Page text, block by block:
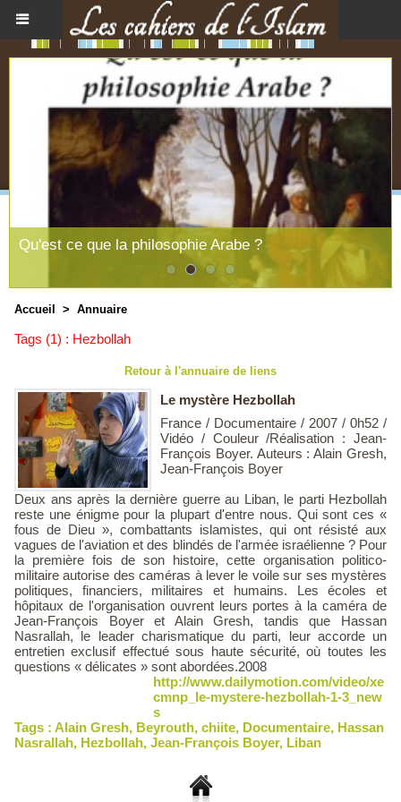
Qu'est ce que la philosophie Arabe ?
Accueil > Annuaire
Tags (1) : Hezbollah
Retour à l'annuaire de liens
Le mystère Hezbollah
France / Documentaire / 2007 / 0h52 /
Vidéo / Couleur /Réalisation : Jean-
François Boyer. Auteurs : Alain Gresh,
Jean-François Boyer
Deux ans après la dernière guerre au Liban, le parti Hezbollah
reste une énigme pour la plupart d'entre nous. Qui sont ces «
fous de Dieu », combattants islamistes, qui ont résisté aux
vagues de l'aviation et des blindés de l'armée israélienne ? Pour
la première fois de son histoire, cette organisation politico-
militaire autorise des caméras à lever le voile sur ses mystères
politiques, financiers, militaires et humains. Les écoles et
hôpitaux de l'organisation ouvrent leurs portes à la caméra de
Jean-François Boyer et Alain Gresh, tandis que Hassan
Nasrallah, le leader charismatique du parti, leur accorde un
entretien exclusif effectué sous haute sécurité, où toutes les
questions « délicates » sont abordées.2008
http://www.dailymotion.com/video/xe
cmnp_le-mystere-hezbollah-1-3_new
s
Tags : Alain Gresh, Beyrouth, chiite, Documentaire, Hassan
Nasrallah, Hezbollah, Jean-François Boyer, Liban